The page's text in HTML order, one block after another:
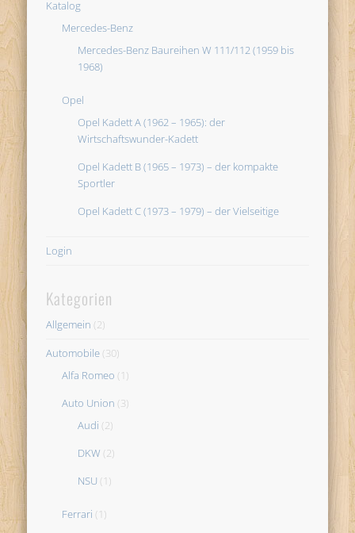
Katalog
Mercedes-Benz
Mercedes-Benz Baureihen W 111/112 (1959 bis
1968)
Opel
Opel Kadett A (1962 – 1965): der
Wirtschaftswunder-Kadett
Opel Kadett B (1965 – 1973) – der kompakte
Sportler
Opel Kadett C (1973 – 1979) – der Vielseitige
Login
Kategorien
Allgemein (2)
Automobile (30)
Alfa Romeo (1)
Auto Union (3)
Audi (2)
DKW (2)
NSU (1)
Ferrari (1)